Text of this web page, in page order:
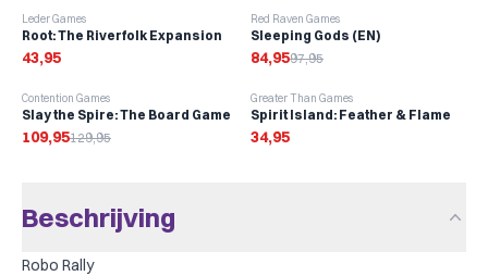
Leder Games
Root: The Riverfolk Expansion
43,95
-13%
Red Raven Games
Sleeping Gods (EN)
84,9597,95
-15%
Contention Games
Slay the Spire: The Board Game
109,95129,95
Greater Than Games
Spirit Island: Feather & Flame
34,95
Beschrijving
Robo Rally